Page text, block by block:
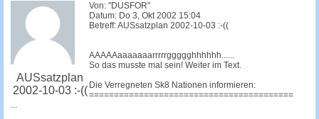
AUSsatzplan
2002-10-03 :-((
Von: "DUSFOR"
Datum: Do 3, Okt 2002 15:04
Betreff: AUSsatzplan 2002-10-03 :-((
AAAAAaaaaaaarrrrrggggghhhhhh......
So das musste mal sein! Weiter im Text.
Die Verregneten Sk8 Nationen informieren:
=========================================
...